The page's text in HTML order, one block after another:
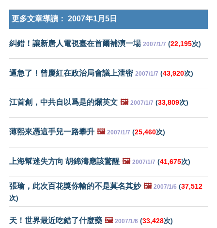
更多文章導讀： 2007年1月5日
糾錯！讓新唐人電視臺在首爾補演一場 2007/1/7 (22,195次)
逼急了！曾慶紅在政治局會議上泄密 2007/1/7 (43,920次)
江首創，中共自以爲是的爛英文 🖼️ 2007/1/7 (33,809次)
薄熙來憑這手兒一路攀升 🖼️ 2007/1/7 (25,460次)
上海幫迷失方向 胡錦濤應該驚醒 🖼️ 2007/1/7 (41,675次)
張瑜，此次百花獎你輸的不是莫名其妙 🖼️ 2007/1/6 (37,512
次)
天！世界最近吃錯了什麼藥 🖼️ 2007/1/6 (33,428次)